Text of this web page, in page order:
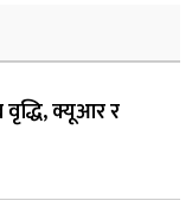
वृद्धि, क्यूआर र